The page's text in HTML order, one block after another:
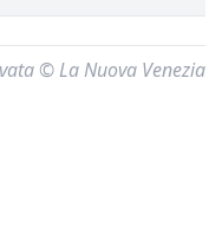
© La Nuova Venezia